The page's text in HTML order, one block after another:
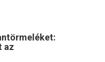
az